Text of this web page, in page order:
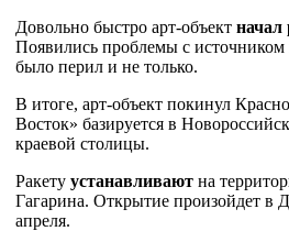
Довольно быстро арт-объект начал
Появились проблемы с источником
было перил и не только.
В итоге, арт-объект покинул
Восток» базируется в
краевой столицы.
Ракету устанавливают на
Гагарина. Открытие произойдет в
апреля.